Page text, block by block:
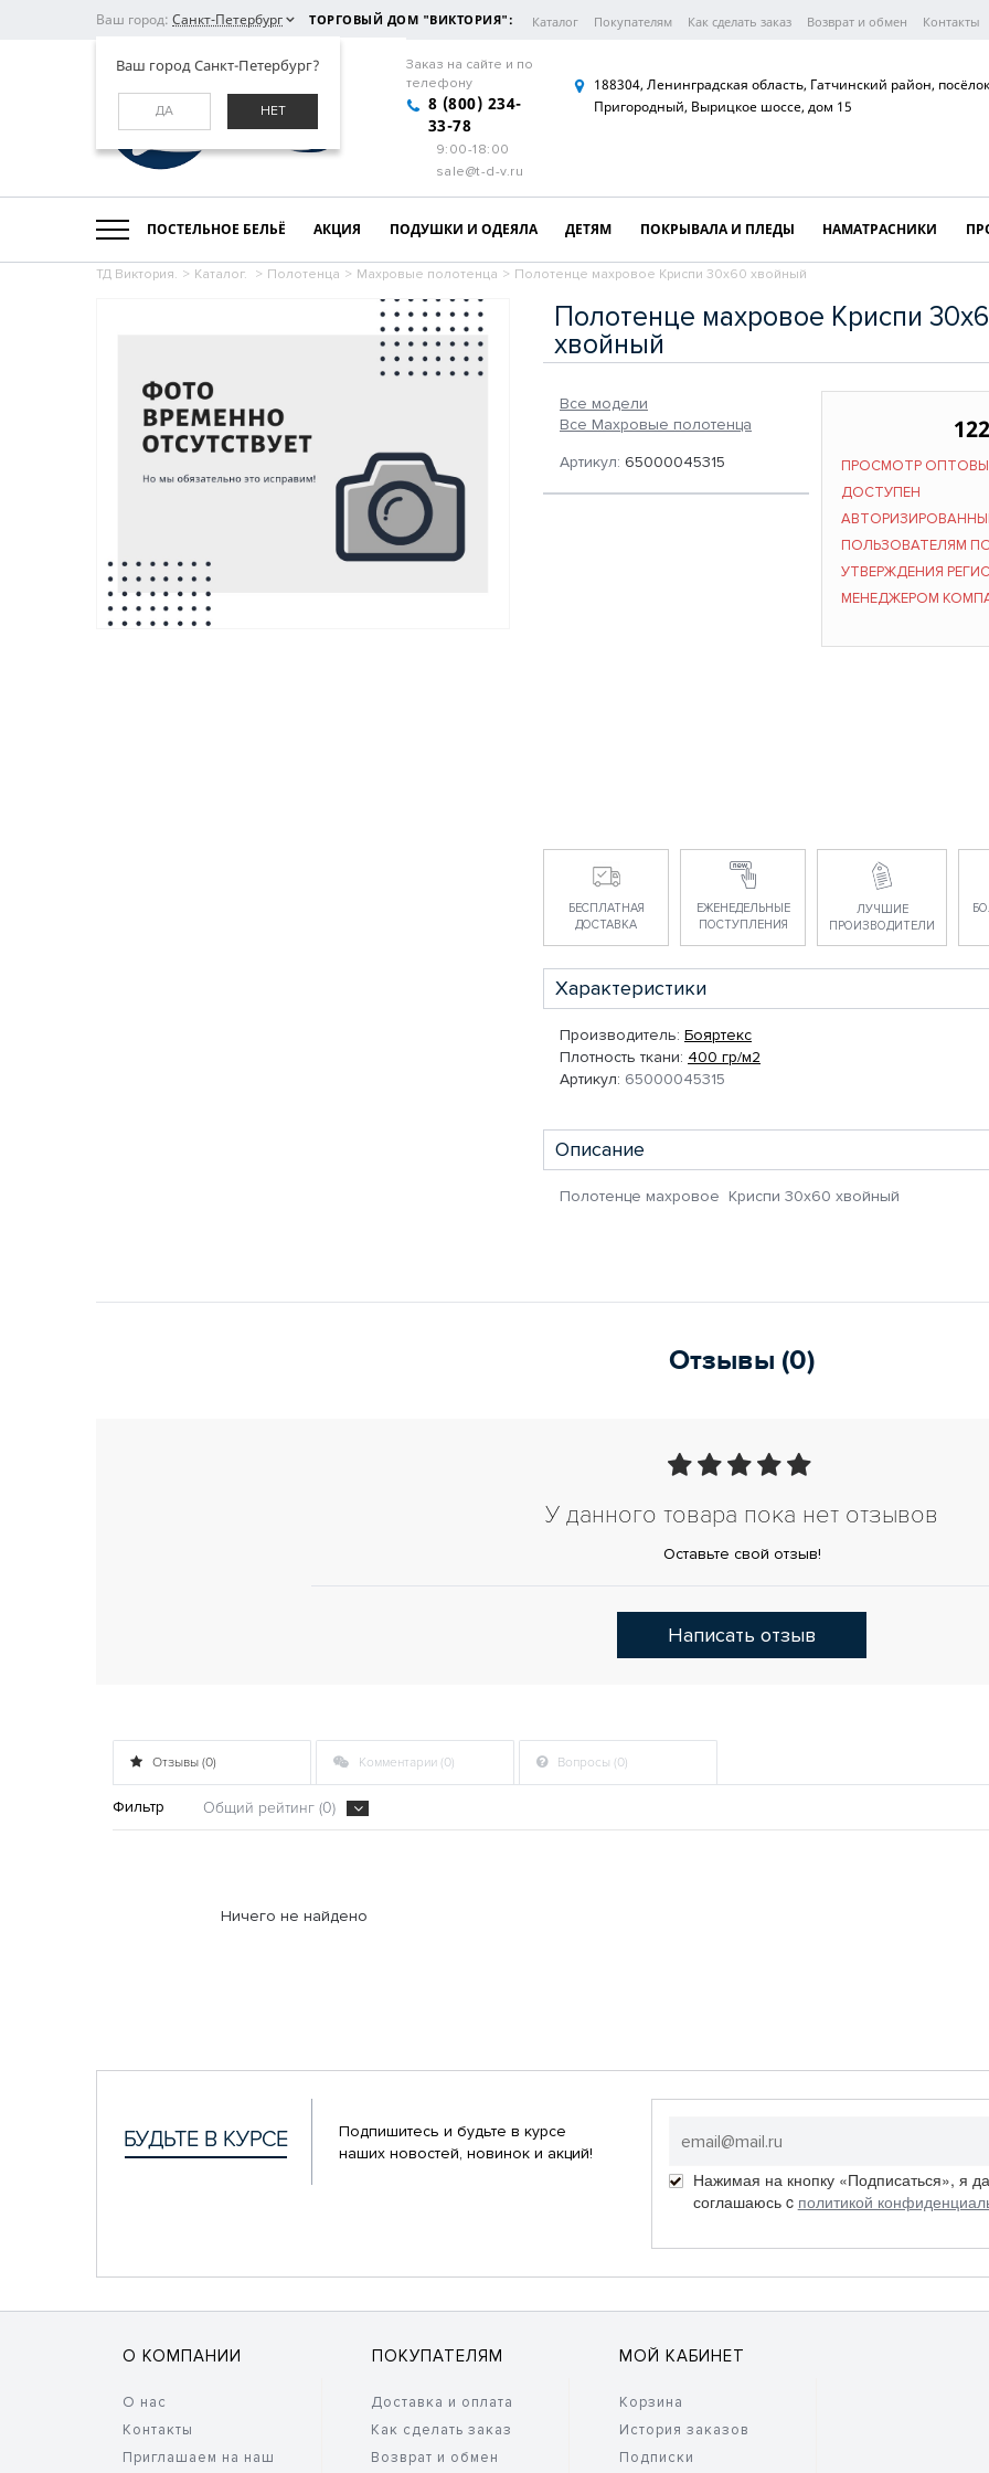
Ваш город: Санкт-Петербург
Ваш город Санкт-Петербург?
ДА НЕТ
ТОРГОВЫЙ ДОМ "ВИКТОРИЯ": Каталог Покупателям Как сделать заказ Возврат и обмен Контакты
Заказ на сайте и по
телефону
8 (800) 234-
33-78
9:00-18:00
sale@t-d-v.ru
188304, Ленинградская область, Гатчинский район, посёлок
Пригородный, Вырицкое шоссе, дом 15
ПОСТЕЛЬНОЕ БЕЛЬЁ АКЦИЯ ПОДУШКИ И ОДЕЯЛА ДЕТЯМ ПОКРЫВАЛА И ПЛЕДЫ НАМАТРАСНИКИ
ТД Виктория. > Каталог. > Полотенца > Махровые полотенца > Полотенце махровое Криспи 30х60 хвойный
Полотенце махровое Криспи
хвойный
Все модели
Все Махровые полотенца
Артикул: 65000045315
ПРОСМОТР
ДОСТУПЕН
ПОЛЬЗОВАТЕЛЯМ
УТВЕРЖДЕНИЯ
МЕНЕДЖЕРОМ
БЕСПЛАТНАЯ
ДОСТАВКА
ЕЖЕНЕДЕЛЬНЫЕ
ПОСТУПЛЕНИЯ
ЛУЧШИЕ
ПРОИЗВОДИТЕЛИ
Характеристики
Производитель: Бояртекс
Плотность ткани: 400 гр/м2
Артикул: 65000045315
Описание
Полотенце махровое Криспи 30х60 хвойный
Отзывы (0)
У данного товара пока нет отзывов
Оставьте свой отзыв!
Написать отзыв
Отзывы (0) Комментарии (0) Вопросы (0)
Фильтр Общий рейтинг (0)
Ничего не найдено
Подпишитесь и будьте в курсе
наших новостей, новинок и акций!
Нажимая на кнопку «Подписаться», я
соглашаюсь c политикой
О КОМПАНИИ
О нас
Контакты
Приглашаем на наш
ПОКУПАТЕЛЯМ
Доставка и оплата
Как сделать заказ
Возврат и обмен
МОЙ КАБИНЕТ
Корзина
История заказов
Подписки